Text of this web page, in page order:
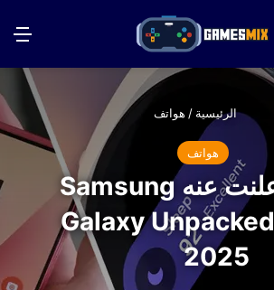
الرئيسية / هواتف
هواتف
جميع ما أعلنت عنه Samsung
في حدث Galaxy Unpacked
2025